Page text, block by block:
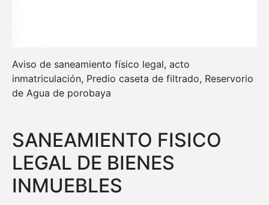
Aviso de saneamiento físico legal, acto
inmatriculación, Predio caseta de filtrado, Reservorio
de Agua de porobaya
SANEAMIENTO FISICO
LEGAL DE BIENES
INMUEBLES